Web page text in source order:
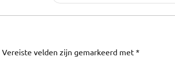
Vereiste velden zijn gemarkeerd met *